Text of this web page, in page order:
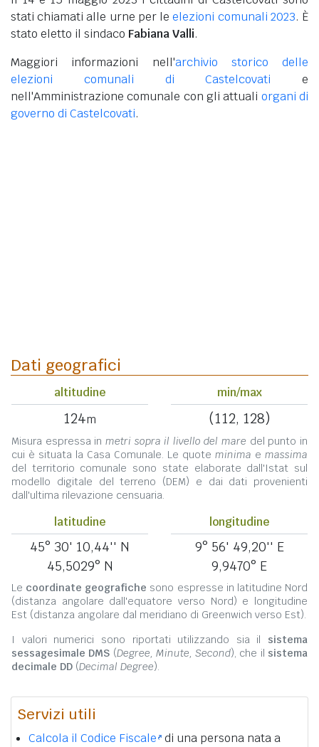
stati chiamati alle urne per leelezioni comunali 2023. È
stato eletto il sindaco Fabiana Valli.
Maggiori informazioni nell'archivio storico delle
elezioni comunali di Castelcovati e
nell'Amministrazione comunale con gli attuali organi di
governo di Castelcovati.
Dati geografici
altitudine
124m
min/max
(112, 128)
Misura espressa in metri sopra il livello del mare del punto in
cui è situata la Casa Comunale. Le quote minima e massima
del territorio comunale sono state elaborate dall'Istat sul
modello digitale del terreno (DEM) e dai dati provenienti
dall'ultima rilevazione censuaria.
latitudine
45° 30' 10,44'' N
45,5029° N
longitudine
9° 56' 49,20'' E
9,9470° E
Le coordinate geografiche sono espresse in latitudine Nord
(distanza angolare dall'equatore verso Nord) e longitudine
Est (distanza angolare dal meridiano di Greenwich verso Est).
I valori numerici sono riportati utilizzando sia il sistema
sessagesimale DMS (Degree, Minute, Second), che il sistema
decimale DD (Decimal Degree).
Servizi utili
Calcola il Codice Fiscale di una persona nata a